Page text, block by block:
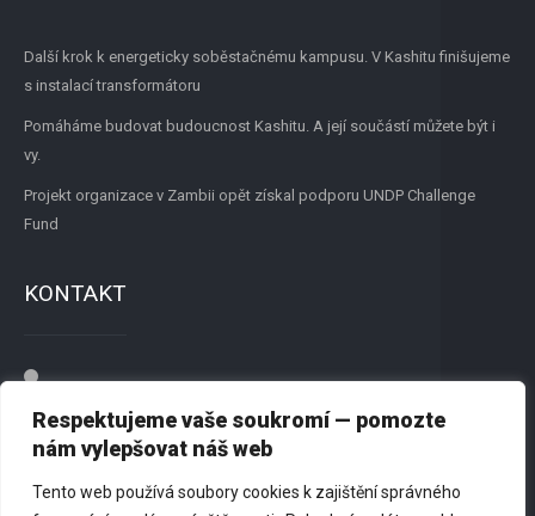
Respektujeme vaše soukromí — pomozte
nám vylepšovat náš web
Tento web používá soubory cookies k zajištění správného
Další krok k energeticky soběstačnému kampusu. V Kashitu finišujeme
s instalací transformátoru
Pomáháme budovat budoucnost Kashitu. A její součástí můžete být i
vy.
Projekt organizace v Zambii opět získal podporu UNDP Challenge
Fund
KONTAKT
Přátelé New Renato, z.s.
Dvořišťská 1244, 198 00 Praha 9
725 818 179